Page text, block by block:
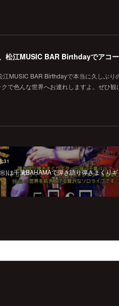
松江MUSIC BAR Birthdayでアコ
MUSIC BAR Birthdayで本当に久しぶ
で色んな世界へお連れしますよ。ぜひ
️)は千葉BAHAMAで弾き語り弾きまくりギ